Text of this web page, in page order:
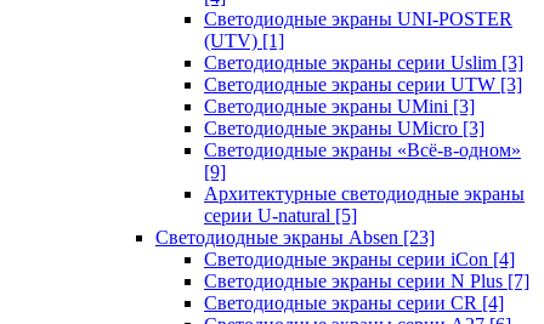
Светодиодные экраны UNI-POSTER
(UTV) [1]
Светодиодные экраны серии Uslim [3]
Светодиодные экраны серии UTW [3]
Светодиодные экраны UMini [3]
Светодиодные экраны UMicro [3]
Светодиодные экраны «Всё-в-одном»
[9]
Архитектурные светодиодные экраны
серии U-natural [5]
Светодиодные экраны Absen [23]
Светодиодные экраны серии iCon [4]
Светодиодные экраны серии N Plus [7]
Светодиодные экраны серии CR [4]